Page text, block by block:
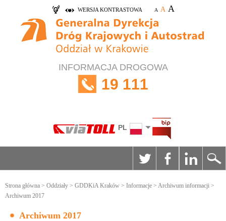
WERSJA KONTRASTOWA A A A
INFORMACJA DROGOWA
19 111
PL
Strona główna > Oddziały > GDDKiA Kraków > Informacje > Archiwum informacji >
Archiwum 2017
Archiwum 2017